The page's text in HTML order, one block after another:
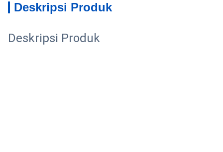
Deskripsi Produk
Deskripsi Produk